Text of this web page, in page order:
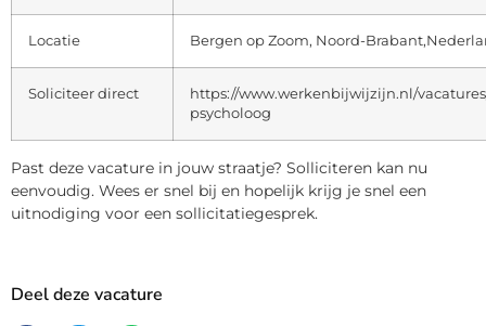
Locatie Bergen op Zoom, Noord-
Soliciteer direct
https://www.werkenbijwijzijn.nl/
psycholoog
Past deze vacature in jouw straatje? Solliciteren kan nu
eenvoudig. Wees er snel bij en hopelijk krijg je snel een
uitnodiging voor een sollicitatiegesprek.
Deel deze vacature